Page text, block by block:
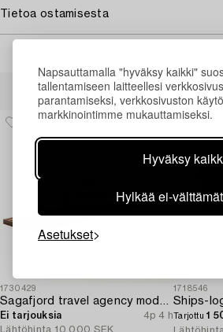
Napsauttamalla "hyväksy kaikki"
tallentamiseen laitteellesi
parantamiseksi, verkkosivuston
markkinointimme mukauttamiseksi.
Hyväksy
Hylkää ei-
Asetukset
Tietoa ostamisesta
Muiden katsomia
1730429
Sagafjord travel agency model / ship model.
Ei tarjouksia
4p 4 h
Lähtöhinta 10 000 SEK
1718546
Tarjottu1